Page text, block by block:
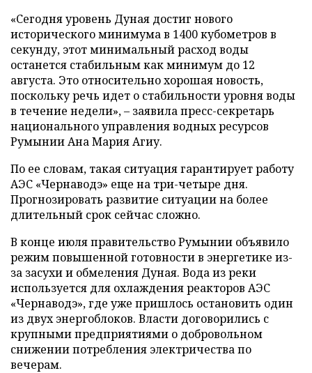
«Сегодня уровень Дуная достиг нового
исторического минимума в 1400 кубометров в
секунду, этот минимальный расход воды
останется стабильным как минимум до 12
августа. Это относительно хорошая новость,
поскольку речь идет о стабильности уровня воды
в течение недели», – заявила пресс-секретарь
национального управления водных ресурсов
Румынии Ана Мария Агиу.
По ее словам, такая ситуация гарантирует работу
АЭС «Чернаводэ» еще на три-четыре дня.
Прогнозировать развитие ситуации на более
длительный срок сейчас сложно.
В конце июля правительство Румынии объявило
режим повышенной готовности в энергетике из-
за засухи и обмеления Дуная. Вода из реки
используется для охлаждения реакторов АЭС
«Чернаводэ», где уже пришлось остановить один
из двух энергоблоков. Власти договорились с
крупными предприятиями о добровольном
снижении потребления электричества по
вечерам.